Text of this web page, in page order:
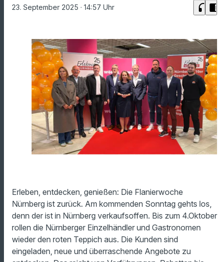
23. September 2025 · 14:57 Uhr headphones chrome_reader_mode
Erleben, entdecken, genießen: Die Flanierwoche
Nürnberg ist zurück. Am kommenden Sonntag gehts los,
denn der ist in Nürnberg verkaufsoffen. Bis zum 4.Oktober
rollen die Nürnberger Einzelhändler und Gastronomen
wieder den roten Teppich aus. Die Kunden sind
eingeladen, neue und überraschende Angebote zu